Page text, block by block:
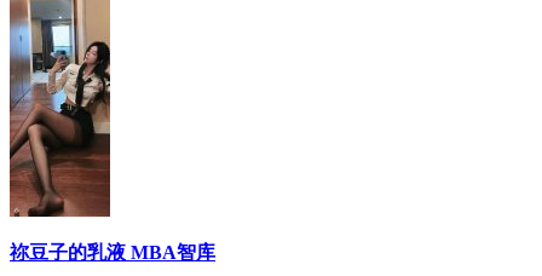
祢豆子的乳液 MBA智库